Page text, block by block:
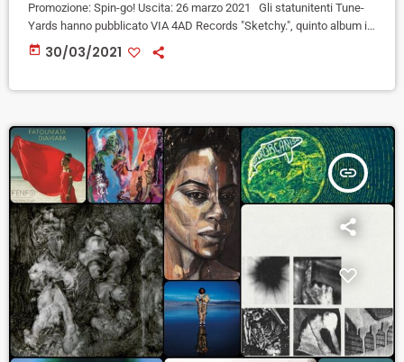
Promozione: Spin-go! Uscita: 26 marzo 2021 Gli statunitenti Tune-
Yards hanno pubblicato VIA 4AD Records "Sketchy.", quinto album in
studio composto da 11 tracce e anticipato dai singoli "Nowhere,
man" e "Hold Yourself.", quest'ultimo accompagnato da un video
today 30/03/2021
insert_link